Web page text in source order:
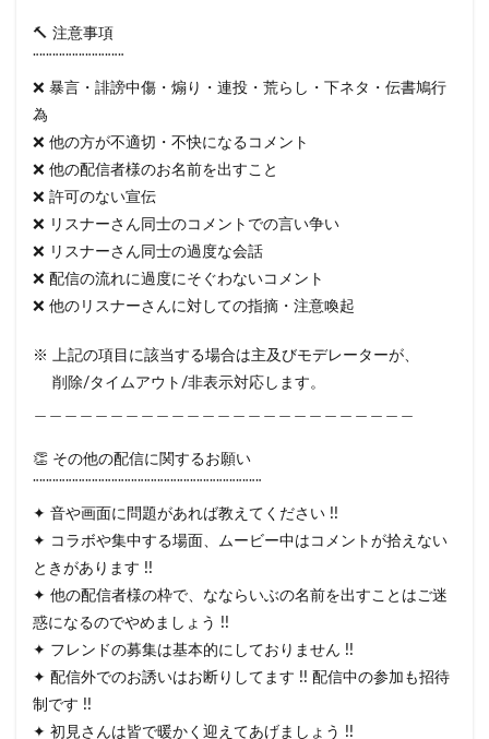
🔨 注意事項
¨¨¨¨¨¨¨¨¨¨¨¨¨¨
❌ 暴言・誹謗中傷・煽り・連投・荒らし・下ネタ・伝書鳩行
為
❌ 他の方が不適切・不快になるコメント
❌ 他の配信者様のお名前を出すこと
❌ 許可のない宣伝
❌ リスナーさん同士のコメントでの言い争い
❌ リスナーさん同士の過度な会話
❌ 配信の流れに過度にそぐわないコメント
❌ 他のリスナーさんに対しての指摘・注意喚起
※ 上記の項目に該当する場合は主及びモデレーターが、
削除/タイムアウト/非表示対応します。
👏 その他の配信に関するお願い
¨¨¨¨¨¨¨¨¨¨¨¨¨¨¨¨¨¨¨¨¨¨¨¨¨¨¨¨¨¨¨¨¨¨¨
✦ 音や画面に問題があれば教えてください !!
✦ コラボや集中する場面、ムービー中はコメントが拾えない
ときがあります !!
✦ 他の配信者様の枠で、なならいぶの名前を出すことはご迷
惑になるのでやめましょう !!
✦ フレンドの募集は基本的にしておりません !!
✦ 配信外でのお誘いはお断りしてます !! 配信中の参加も招待
制です !!
✦ 初見さんは皆で暖かく迎えてあげましょう !!